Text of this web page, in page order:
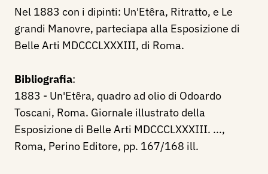
Nel 1883 con i dipinti: Un'Etêra, Ritratto, e Le
grandi Manovre, parteciapa alla Esposizione di
Belle Arti MDCCCLXXXIII, di Roma.
Bibliografia:
1883 - Un'Etêra, quadro ad olio di Odoardo
Toscani, Roma. Giornale illustrato della
Esposizione di Belle Arti MDCCCLXXXIII. ...,
Roma, Perino Editore, pp. 167/168 ill.